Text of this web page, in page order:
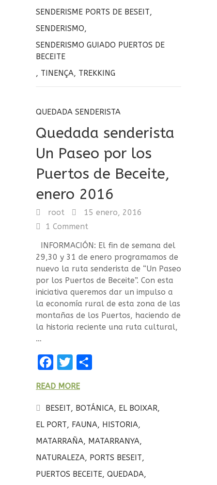
SENDERISME PORTS DE BESEIT,
SENDERISMO,
SENDERISMO GUIADO PUERTOS DE
BECEITE
, TINENÇA, TREKKING
QUEDADA SENDERISTA
Quedada senderista
Un Paseo por los
Puertos de Beceite,
enero 2016
root
15 enero, 2016
1 Comment
INFORMACIÓN: El fin de semana del
29,30 y 31 de enero programamos de
nuevo la ruta senderista de “Un Paseo
por los Puertos de Beceite”. Con esta
iniciativa queremos dar un impulso a
la economía rural de esta zona de las
montañas de los Puertos, haciendo de
la historia reciente una ruta cultural,
…
F
ce
b
o
o
k
T
it
te
r
p
a
rt
ir
READ MORE
BESEIT, BOTÁNICA, EL BOIXAR,
EL PORT, FAUNA, HISTORIA,
MATARRAÑA, MATARRANYA,
NATURALEZA, PORTS BESEIT,
PUERTOS BECEITE, QUEDADA,